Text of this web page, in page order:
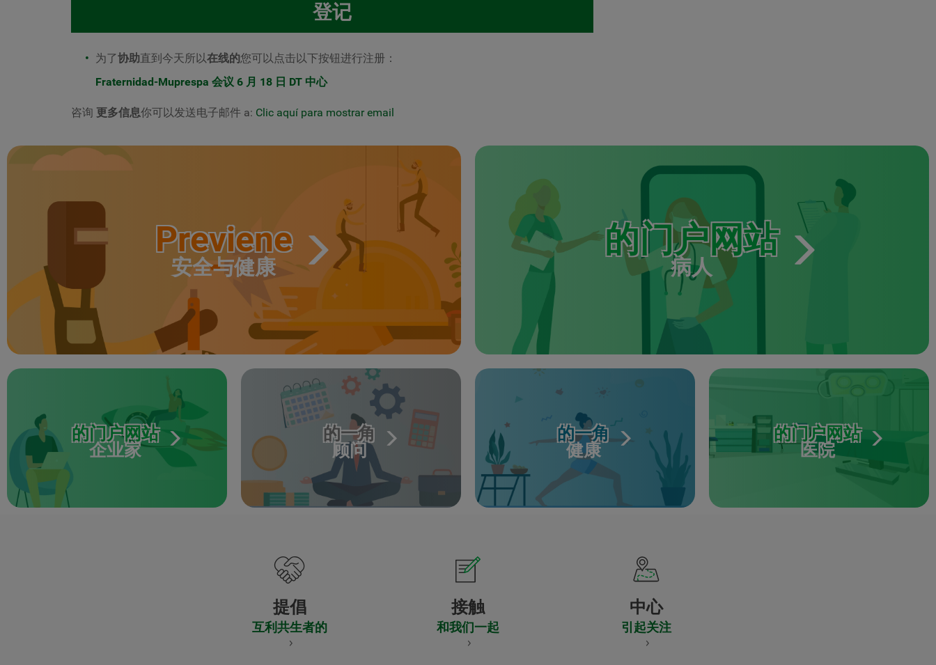
登记
为了协助直到今天所以在线的您可以点击以下按钮进行注册：
Fraternidad-Muprespa 会议 6 月 18 日 DT 中心
咨询 更多信息你可以发送电子邮件 a: Clic aquí para mostrar email
Previene
安全与健康
的门户网站
病人
的门户网站
企业家
的一角
顾问
的一角
健康
的门户网站
医院
提倡
互利共生者的
接触
和我们一起
中心
引起关注